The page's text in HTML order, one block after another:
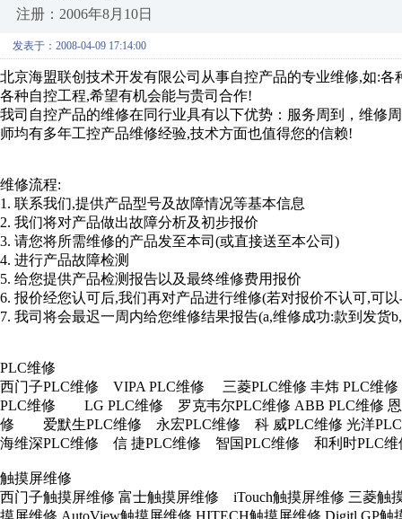
注册：2006年8月10日
发表于：2008-04-09 17:14:00
北京海盟联创技术开发有限公司从事自控产品的专业维修,如:
各种自控工程,希望有机会能与贵司合作!
我司自控产品的维修在同行业具有以下优势：服务周到，维修
师均有多年工控产品维修经验,技术方面也值得您的信赖!
维修流程:
1. 联系我们,提供产品型号及故障情况等基本信息
2. 我们将对产品做出故障分析及初步报价
3. 请您将所需维修的产品发至本司(或直接送至本公司)
4. 进行产品故障检测
5. 给您提供产品检测报告以及最终维修费用报价
6. 报价经您认可后,我们再对产品进行维修(若对报价不认可,可
7. 我司将会最迟一周内给您维修结果报告(a,维修成功:款到发货
PLC维修
西门子PLC维修 VIPA PLC维修 三菱PLC维修 丰炜
PLC维修 LG PLC维修 罗克韦尔PLC维修 ABB PLC维修
修 爱默生PLC维修 永宏PLC维修 科 威PLC维修 光
海维深PLC维修 信 捷PLC维修 智国PLC维修 和利时PLC
触摸屏维修
西门子触摸屏维修 富士触摸屏维修 iTouch触摸屏维修 三菱触
摸屏维修 AutoView触摸屏维修 HITECH触摸屏维修 Digitl GP